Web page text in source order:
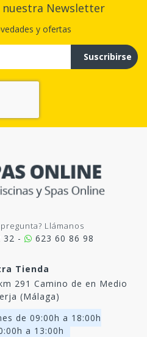
nuestra Newsletter
y ofertas
Suscribirse
Llámanos
32 - 623 60 86 98
Tienda
291 Camino de en Medio
(Málaga)
de 09:00h a 18:00h
a 13:00h